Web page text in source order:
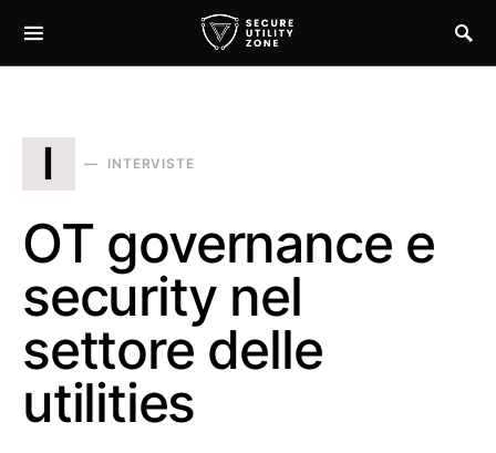
I INTERVISTE
OT governance e
security nel
settore delle
utilities